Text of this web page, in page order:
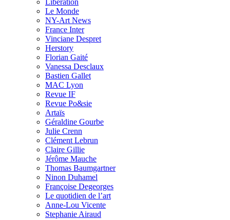
Le Monde
NY-Art News
France Inter
Vinciane Despret
Herstory
Florian Gaité
Vanessa Desclaux
Bastien Gallet
MAC Lyon
Revue IF
Revue Po&sie
Artaïs
Géraldine Gourbe
Julie Crenn
Clément Lebrun
Claire Gillie
Jérôme Mauche
Thomas Baumgartner
Ninon Duhamel
Françoise Degeorges
Le quotidien de l’art
Anne-Lou Vicente
Stephanie Airaud